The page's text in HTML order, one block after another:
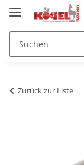
Zurück zur Liste